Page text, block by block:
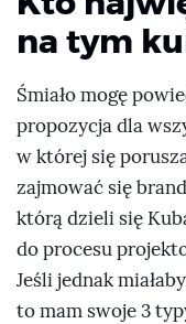
na tym
Śmiało mogę
propozycja dla
w której się
zajmować się
którą dzieli się
do procesu
Jeśli jednak
to mam swoje 3